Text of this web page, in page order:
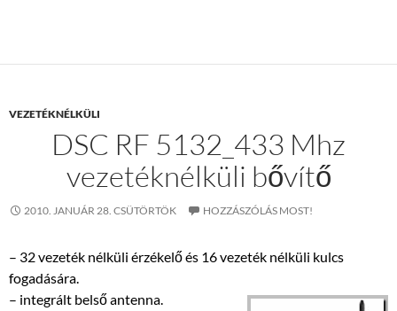
VEZETÉKNÉLKÜLI
DSC RF 5132_433 Mhz
vezetéknélküli bővítő
2010. JANUÁR 28. CSÜTÖRTÖK HOZZÁSZÓLÁS MOST!
– 32 vezeték nélküli érzékelő és 16 vezeték nélküli kulcs
fogadására.
– integrált belső antenna.